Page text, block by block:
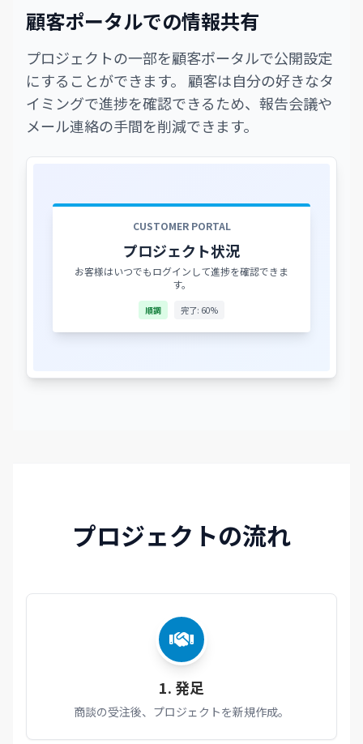
CUSTOMER PORTAL
プロジェクト状況
お客様はいつでもログインして進捗を確認できま
す。
順調 完了: 60%
顧客ポータルでの情報共有
プロジェクトの一部を顧客ポータルで公開設定
にすることができます。 顧客は自分の好きなタ
イミングで進捗を確認できるため、報告会議や
メール連絡の手間を削減できます。
プロジェクトの流れ
1. 発足
商談の受注後、プロジェクトを新規作成。